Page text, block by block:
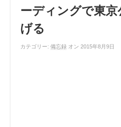
ーディングで東
げる
カテゴリー: 備忘録 オン 2015年8月9日